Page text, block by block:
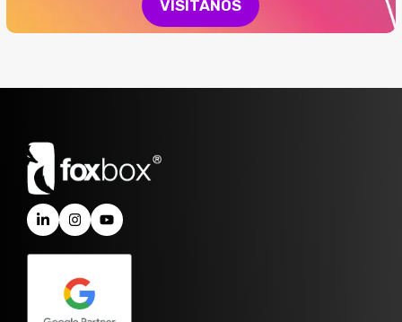
VISITANOS